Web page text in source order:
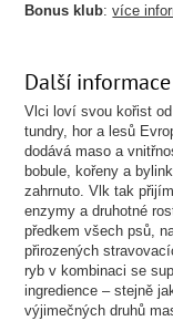
Bonus klub:více
Další informace
Vlci loví svou kořist
tundry, hor a lesů
dodává maso a
bobule, kořeny a
zahrnuto. Vlk tak
enzymy a druhotné
předkem všech psů,
přirozených
ryb v kombinaci se
ingredience – stejně
výjimečných druhů